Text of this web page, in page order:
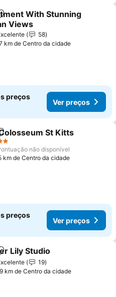
aos favoritos
With Stunning
Views
58
km de Centro da cidade
preços
Ver preços
aos favoritos
St Kitts
não disponível
km de Centro da cidade
preços
Ver preços
aos favoritos
Lily Studio
19
km de Centro da cidade